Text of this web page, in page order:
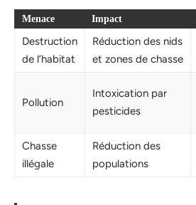
Menace Impact
Destruction
de l’habitat
Réduction des nids
et zones de chasse
Pollution
Intoxication par
pesticides
Chasse
illégale
Réduction des
populations